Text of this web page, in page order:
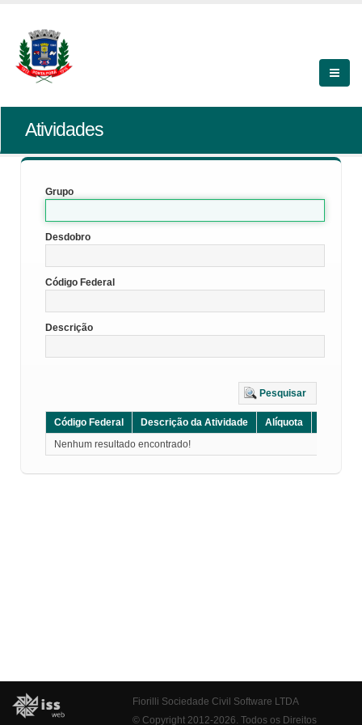
Atividades
Grupo
Desdobro
Código Federal
Descrição
Pesquisar
Código Federal Descrição da Atividade Alíquota
Nenhum resultado encontrado!
Fiorilli Sociedade Civil Software LTDA
© Copyright 2012-2026. Todos os Direitos